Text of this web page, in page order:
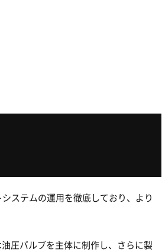
ステムの運用を徹底しており、より
圧バルブを主体に制作し、さらに製